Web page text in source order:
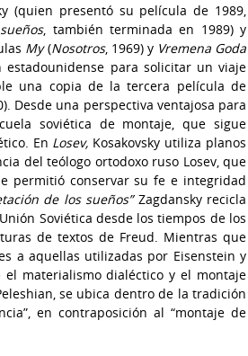
(quien presentó su película de 1989,
, también terminada en 1989) y
My(Nosotros, 1969) y Vremena Goda
para solicitar un viaje
una copia de la tercera película de
Desde una perspectiva ventajosa para
soviética de montaje, que sigue
En Losev, Kosakovsky utiliza planos
del teólogo ortodoxo ruso Losev, que
permitió conservar su fe e integridad
de los sueños” Zagdansky recicla
Soviética desde los tiempos de los
de textos de Freud. Mientras que
a aquellas utilizadas por Eisenstein y
materialismo dialéctico y el montaje
se ubica dentro de la tradición
en contraposición al “montaje de